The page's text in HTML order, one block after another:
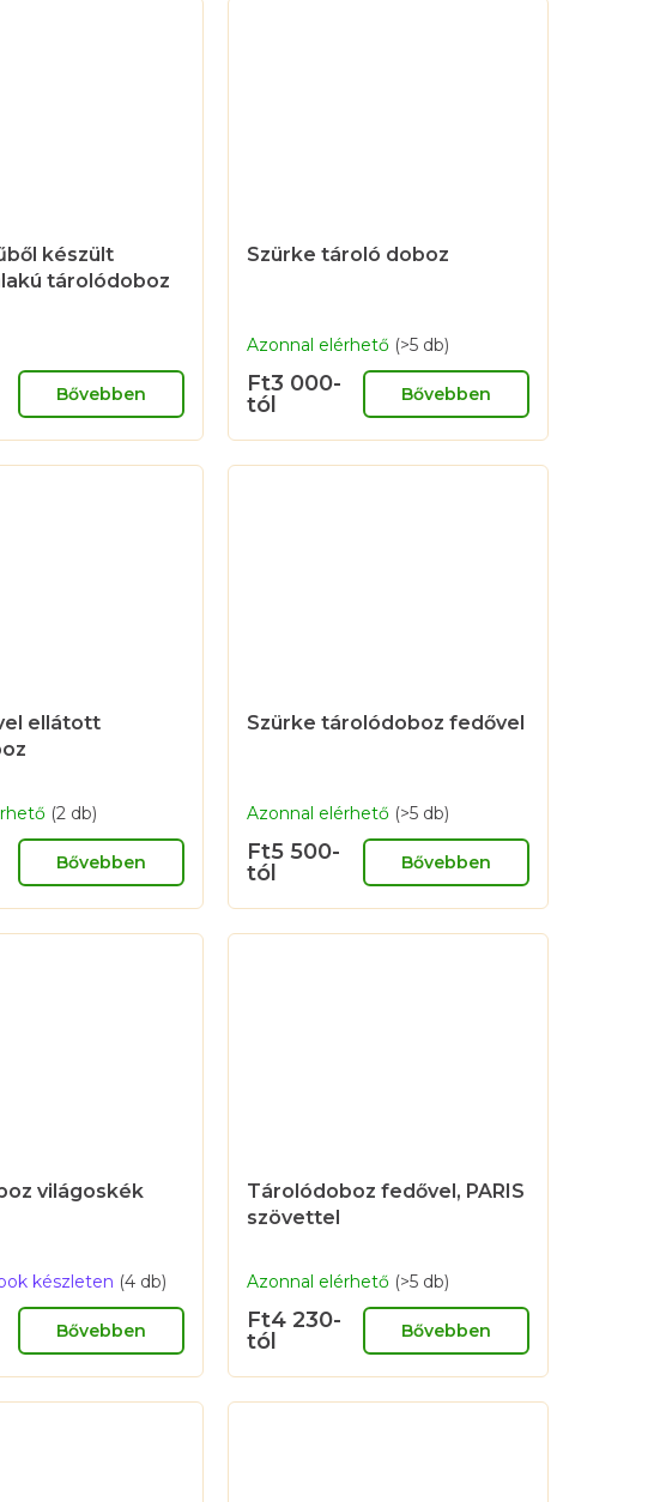
készült
tárolódoboz
Bővebben
Szürke tároló doboz
Azonnal elérhető (>5 db)
Ft3 000-
tól
Bővebben
ellátott
(2 db)
Bővebben
Szürke tárolódoboz fedővel
Azonnal elérhető (>5 db)
Ft5 500-
tól
Bővebben
világoskék
készleten (4 db)
Bővebben
Tárolódoboz fedővel, PARIS
szövettel
Azonnal elérhető (>5 db)
Ft4 230-
tól
Bővebben